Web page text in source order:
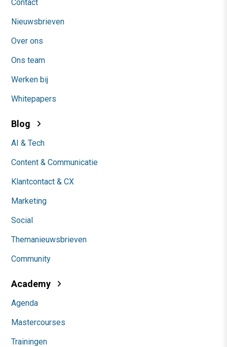
Contact
Nieuwsbrieven
Over ons
Ons team
Werken bij
Whitepapers
Blog
AI & Tech
Content & Communicatie
Klantcontact & CX
Marketing
Social
Themanieuwsbrieven
Community
Academy
Agenda
Mastercourses
Trainingen